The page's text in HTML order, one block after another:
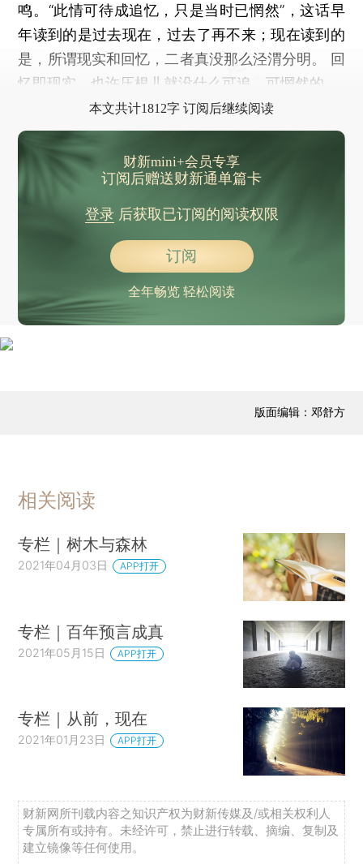
鸣。“此情可待成追忆，只是当时已惘然”，这话早
年读到的是过去现在，过去了再不来；现在读到的
是，所谓现实和回忆，二者真没那么泾渭分明。 回
忆即现实，也许压根儿就没什么可追、可惘然的。
本文共计1812字 订阅后继续阅读
财新mini+会员专享
订阅后赠送财新通单篇卡
登录后获取已订阅的阅读权限
订阅
全年畅览 轻松阅读
版面编辑：邓舒方
相关阅读
专栏｜树木与森林
2021年04月03日 APP打开
专栏｜百年预言成真
2021年05月15日 APP打开
专栏｜从前，现在
2021年01月23日 APP打开
财新网所刊载内容之知识产权为财新传媒及/或相关权利人
专属所有或持有。未经许可，禁止进行转载、摘编、复制及
建立镜像等任何使用。